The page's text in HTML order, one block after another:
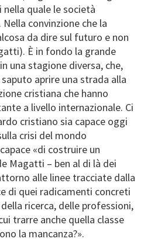
nella quale le società
convinzione che la
da dire sul futuro e non
È in fondo la grande
una stagione diversa, che,
aprire una strada alla
cristiana che hanno
a livello internazionale. Ci
cristiano sia capace oggi
crisi del mondo
«di costruire un
Magatti – ben al di là dei
alle linee tracciate dalla
di quei radicamenti concreti
ricerca, delle professioni,
trarre anche quella classe
la mancanza?».